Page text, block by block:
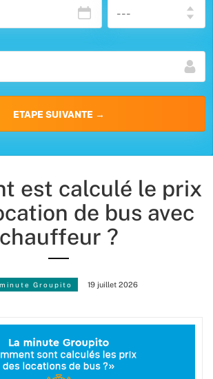
est calculé le prix
de bus avec
chauffeur ?
Groupito 19 juillet 2026